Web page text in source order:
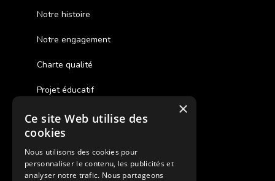
Notre histoire
Notre engagement
Charte qualité
Projet éducatif
Des colonies de vacances inclusives
Assurances annulations
Aides financières pour partir en colonie
×
Ce site Web utilise des
cookies
Nous utilisons des cookies pour
personnaliser le contenu, les publicités et
analyser notre trafic. Nous partageons